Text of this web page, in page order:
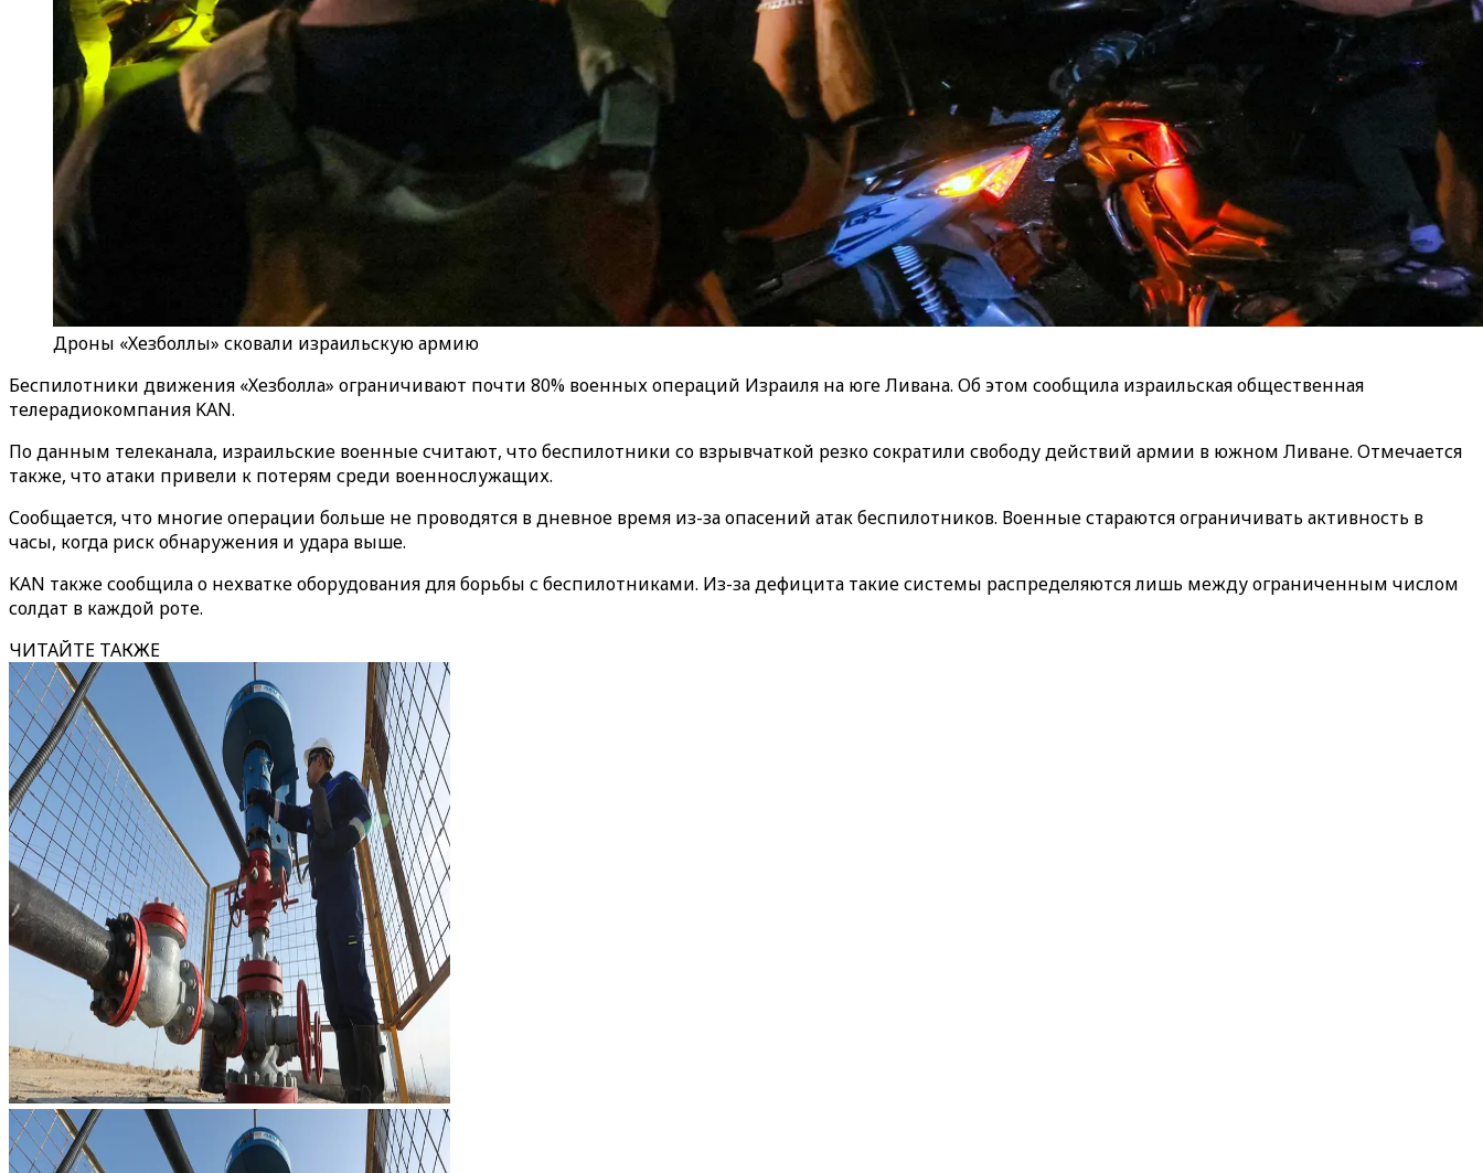
Дроны «Хезболлы» сковали израильскую армию
Беспилотники движения «Хезболла» ограничивают почти 80% военных операций Израиля на юге Ливана. Об этом сообщила израильская общественная
телерадиокомпания KAN.
По данным телеканала, израильские военные считают, что беспилотники со взрывчаткой резко сократили свободу действий армии в южном Ливане. Отмечается
также, что атаки привели к потерям среди военнослужащих.
Сообщается, что многие операции больше не проводятся в дневное время из-за опасений атак беспилотников. Военные стараются ограничивать активность в
часы, когда риск обнаружения и удара выше.
KAN также сообщила о нехватке оборудования для борьбы с беспилотниками. Из-за дефицита такие системы распределяются лишь между ограниченным числом
солдат в каждой роте.
ЧИТАЙТЕ ТАКЖЕ